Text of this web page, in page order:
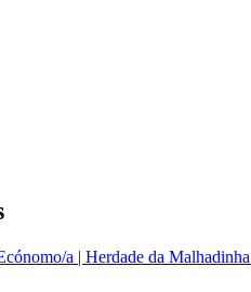
a | Herdade da